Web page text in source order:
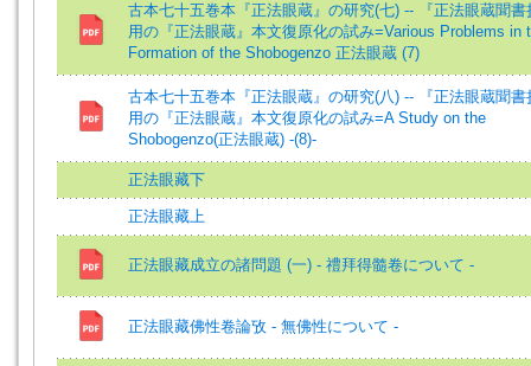
古本七十五巻本『正法眼蔵』の研究(七) -- 『正法眼蔵聞書
用の『正法眼蔵』本文復原化の試み=Various Problems in
Formation of the Shobogenzo 正法眼蔵 (7)
古本七十五巻本『正法眼蔵』の研究(八) -- 『正法眼蔵聞書
用の『正法眼蔵』本文復原化の試み=A Study on the
Shobogenzo(正法眼蔵) -(8)-
正法眼藏下
正法眼藏上
正法眼藏成立の諸問題 (一) - 禮拜得髓卷について -
正法眼藏佛性卷論攷 - 無佛性について -